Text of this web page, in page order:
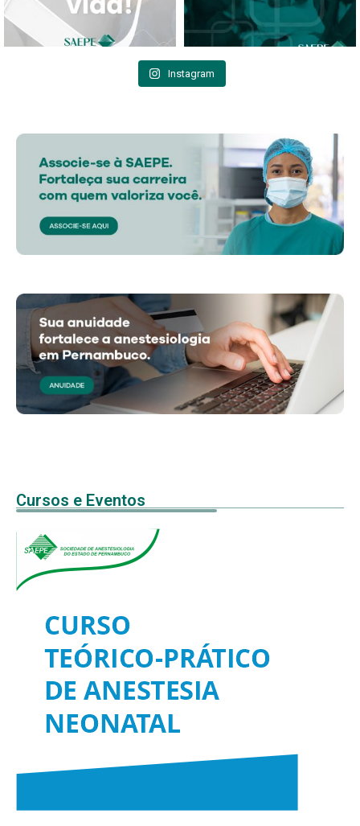
Instagram
Cursos e Eventos